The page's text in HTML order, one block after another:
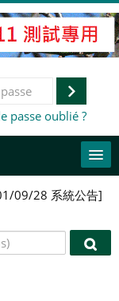
passe oublié ?
09/28 系統公告]